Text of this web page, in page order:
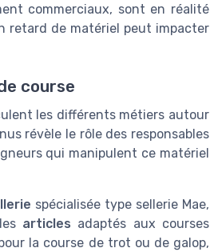
commerciaux, sont en réalité
retard de matériel peut impacter
course
les différents métiers autour
révèle le rôle des responsables
qui manipulent ce matériel
spécialisée type sellerie Mae,
articles adaptés aux courses
la course de trot ou de galop,